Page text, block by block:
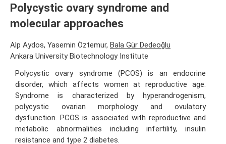
Polycystic ovary syndrome and
molecular approaches
Alp Aydos, Yasemin Öztemur, Bala Gür Dedeoğlu
Ankara University Biotechnology Institute
Polycystic ovary syndrome (PCOS) is an endocrine
disorder, which affects women at reproductive age.
Syndrome is characterized by hyperandrogenism,
polycystic ovarian morphology and ovulatory
dysfunction. PCOS is associated with reproductive and
metabolic abnormalities including infertility, insulin
resistance and type 2 diabetes.